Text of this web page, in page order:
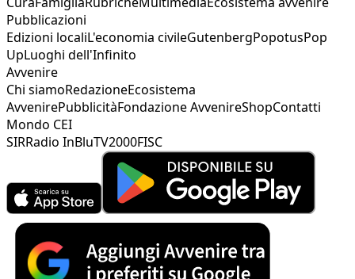
Pubblicazioni
Edizioni localiL'economia civileGutenbergPopotusPop
UpLuoghi dell'Infinito
Avvenire
Chi siamoRedazioneEcosistema
AvvenirePubblicitàFondazione AvvenireShopContatti
Mondo CEI
SIRRadio InBluTV2000FISC